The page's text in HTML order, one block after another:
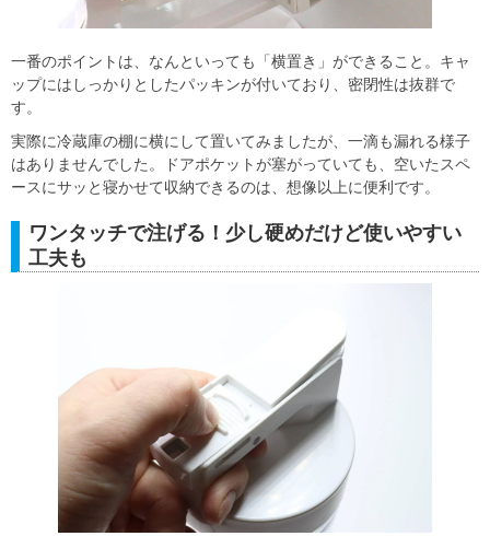
一番のポイントは、なんといっても「横置き」ができること。キャ
ップにはしっかりとしたパッキンが付いており、密閉性は抜群で
す。
実際に冷蔵庫の棚に横にして置いてみましたが、一滴も漏れる様子
はありませんでした。ドアポケットが塞がっていても、空いたスペ
ースにサッと寝かせて収納できるのは、想像以上に便利です。
ワンタッチで注げる！少し硬めだけど使いやすい
工夫も